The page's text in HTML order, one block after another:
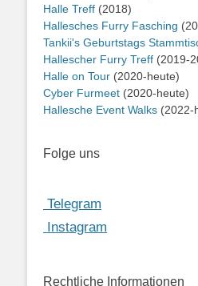
Halle Treff (2018)
Hallesches Furry Fasching
Tankii's Geburtstags
Hallescher Furry Treff (2019-
Halle on Tour (2020-heute)
Cyber Furmeet (2020-heute)
Hallesche Event Walks (2022-
Folge uns
Telegram
Instagram
Rechtliche Informationen